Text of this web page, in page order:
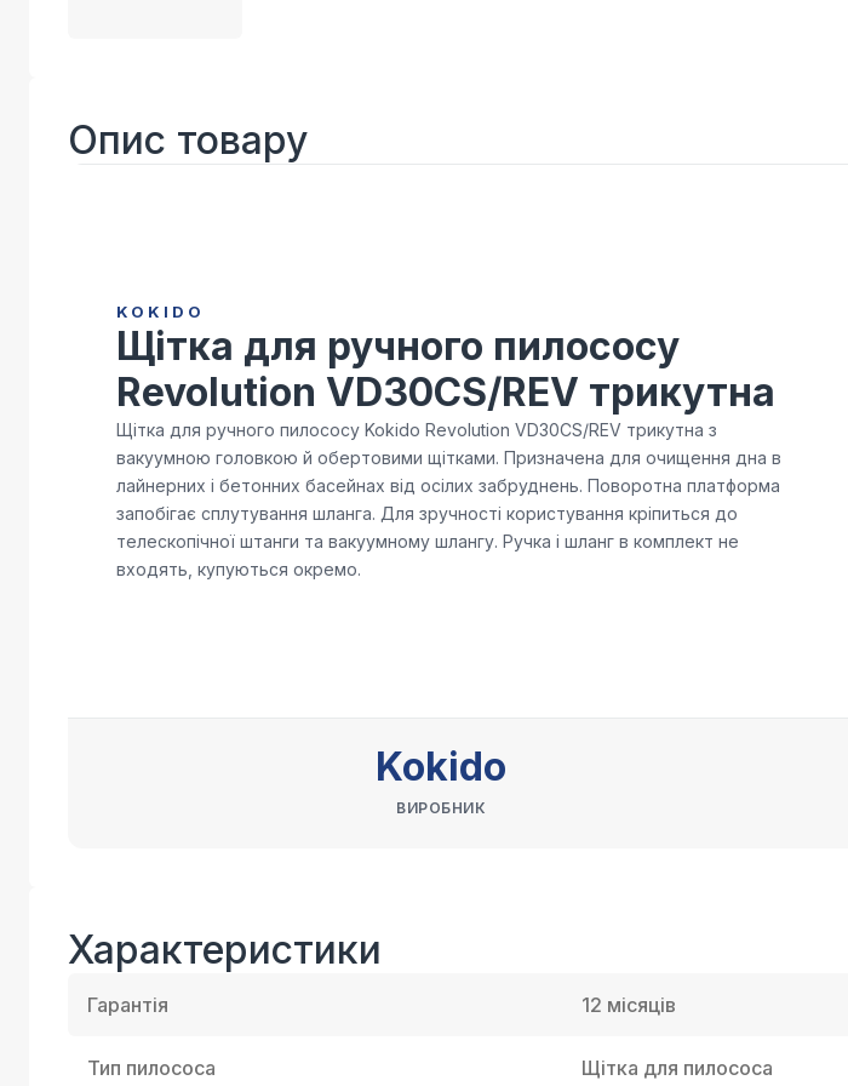
Опис товару
KOKIDO
Щітка для ручного пилососу
Revolution VD30CS/REV трикутна
Щітка для ручного пилососу Kokido Revolution VD30CS/REV трикутна з
вакуумною головкою й обертовими щітками. Призначена для очищення дна в
лайнерних і бетонних басейнах від осілих забруднень. Поворотна платформа
запобігає сплутування шланга. Для зручності користування кріпиться до
телескопічної штанги та вакуумному шлангу. Ручка і шланг в комплект не
входять, купуються окремо.
Kokido
ВИРОБНИК
Характеристики
Гарантія 12 місяців
Тип пилососа Щітка для пилососа